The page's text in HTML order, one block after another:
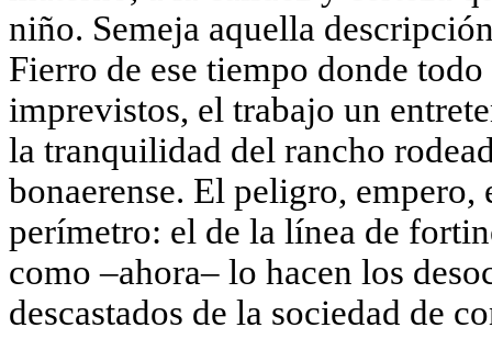
niño. Semeja aquella
Fierro de ese tiempo donde
imprevistos, el trabajo un
la tranquilidad del rancho
bonaerense. El peligro,
perímetro: el de la línea de
como –ahora– lo hacen los
descastados de la sociedad de